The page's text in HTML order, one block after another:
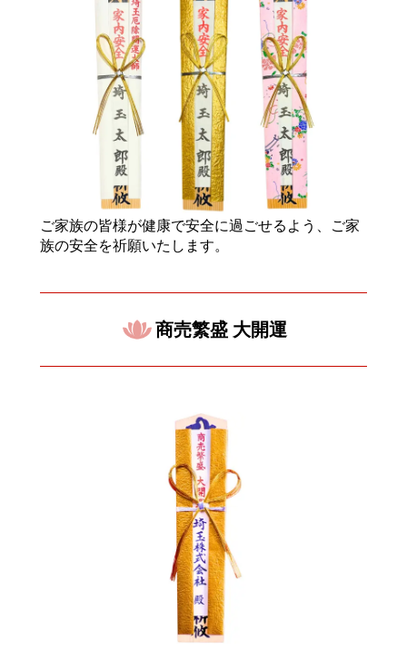
ご家族の皆様が健康で安全に過ごせるよう、ご家
族の安全を祈願いたします。
商売繁盛 大開運